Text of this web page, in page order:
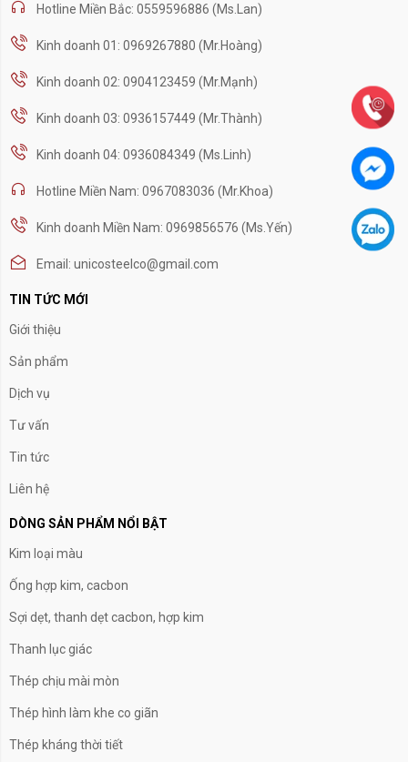
Hotline Miền Bắc: 0559596886 (Ms.Lan)
Kinh doanh 01: 0969267880 (Mr.Hoàng)
Kinh doanh 02: 0904123459 (Mr.Mạnh)
Kinh doanh 03: 0936157449 (Mr.Thành)
Kinh doanh 04: 0936084349 (Ms.Linh)
Hotline Miền Nam: 0967083036 (Mr.Khoa)
Kinh doanh Miền Nam: 0969856576 (Ms.Yến)
Email: unicosteelco@gmail.com
TIN TỨC MỚI
Giới thiệu
Sản phẩm
Dịch vụ
Tư vấn
Tin tức
Liên hệ
DÒNG SẢN PHẨM NỔI BẬT
Kim loại màu
Ống hợp kim, cacbon
Sợi dẹt, thanh dẹt cacbon, hợp kim
Thanh lục giác
Thép chịu mài mòn
Thép hình làm khe co giãn
Thép kháng thời tiết